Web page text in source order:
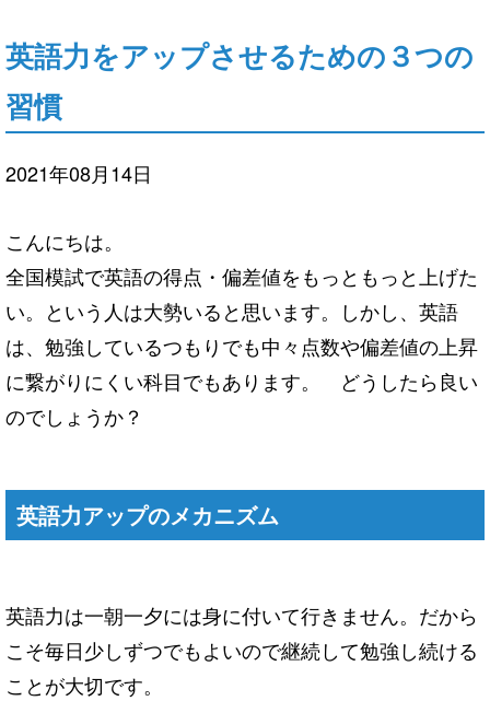
英語力をアップさせるための３つの
習慣
2021年08月14日
こんにちは。
全国模試で英語の得点・偏差値をもっともっと上げた
い。という人は大勢いると思います。しかし、英語
は、勉強しているつもりでも中々点数や偏差値の上昇
に繋がりにくい科目でもあります。 どうしたら良い
のでしょうか？
英語力アップのメカニズム
英語力は一朝一夕には身に付いて行きません。だから
こそ毎日少しずつでもよいので継続して勉強し続ける
ことが大切です。